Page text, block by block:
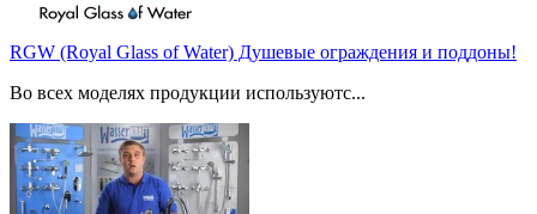
RGW (Royal Glass of Water) Душевые ограждения и поддоны!
Во всех моделях продукции используютс...